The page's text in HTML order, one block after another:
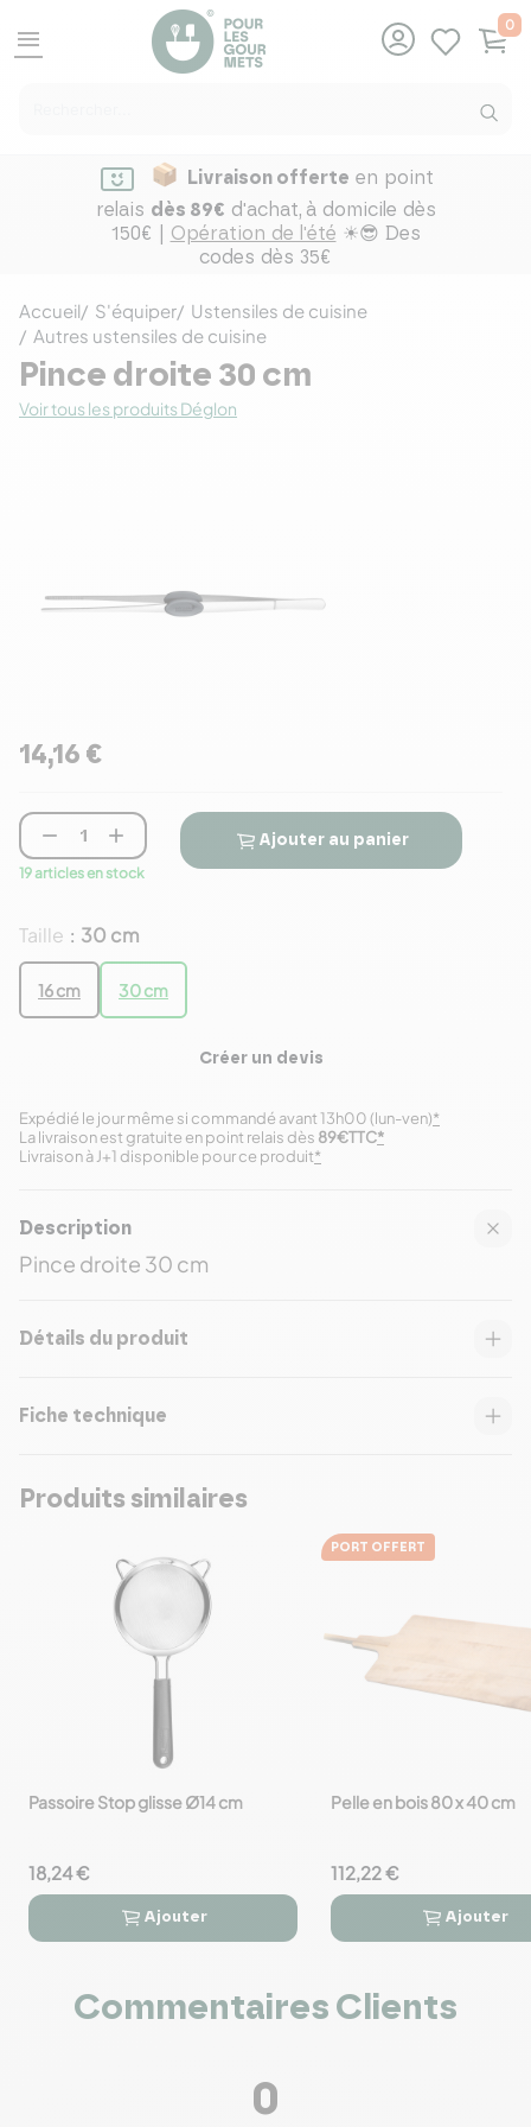
menu
0
Livraison offerte en point
relais dès 89€ d'achat, à domicile dès
150€ | Opération de l'été ☀😎 Des
codes dès 35€
Accueil S'équiper
Ustensiles de cuisine
Autres ustensiles de cuisine
Pince droite 30 cm
Voir tous les produits Déglon
14,16 €
Taille : 30 cm
16 cm 30 cm
 
19 articles en stock
Ajouter au panier
Créer un devis
Expédié le jour même si commandé avant 13h00 (lun-ven)*
Livraison à J+1 disponible pour ce produit*
La livraison est gratuite en point relais dès 89€TTC*
Description
Pince droite 30 cm
Détails du produit
Fiche technique
Produits similaires
favorite_border
Passoire Stop glisse Ø14 cm
18,24 €
 
Ajouter
PORT OFFERT
favorite_border
Pelle en bois 80 x 40 cm
112,22 €
 
Ajouter
Commentaires Clients
0